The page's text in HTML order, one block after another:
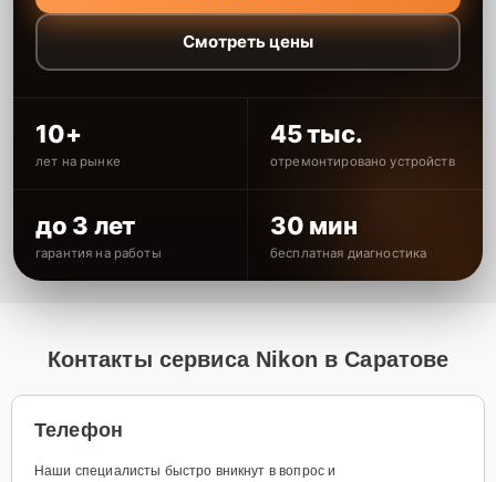
Смотреть цены
10+
лет на рынке
45 тыс.
отремонтировано устройств
до 3 лет
гарантия на работы
30 мин
бесплатная диагностика
Контакты сервиса Nikon в Саратове
Телефон
Наши специалисты быстро вникнут в вопрос и